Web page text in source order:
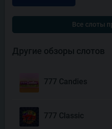
Все слоты
Другие обзоры слотов
777 Candies
777 Classic